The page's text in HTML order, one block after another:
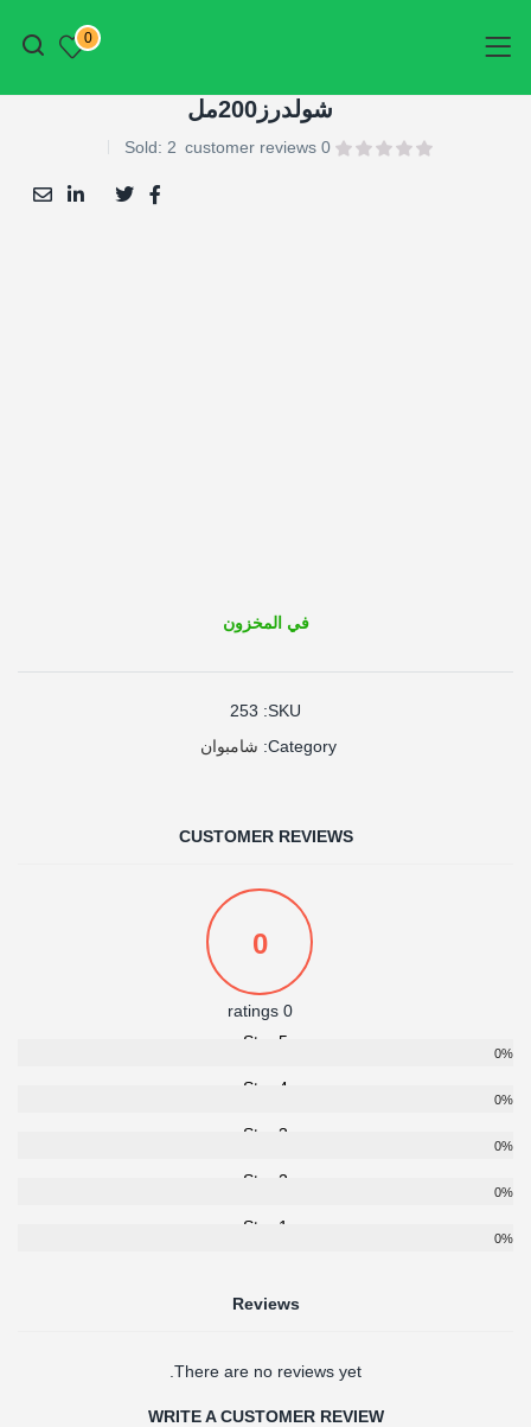
أتمم الطلب
0
شولدرز200مل
0
customer reviews
Sold: 2
في المخزون
SKU:
253
Category: شامبوان
CUSTOMER REVIEWS
0
0 ratings
5 Star
0%
4 Star
0%
3 Star
0%
2 Star
0%
1 Star
0%
Reviews
There are no reviews yet.
WRITE A CUSTOMER REVIEW